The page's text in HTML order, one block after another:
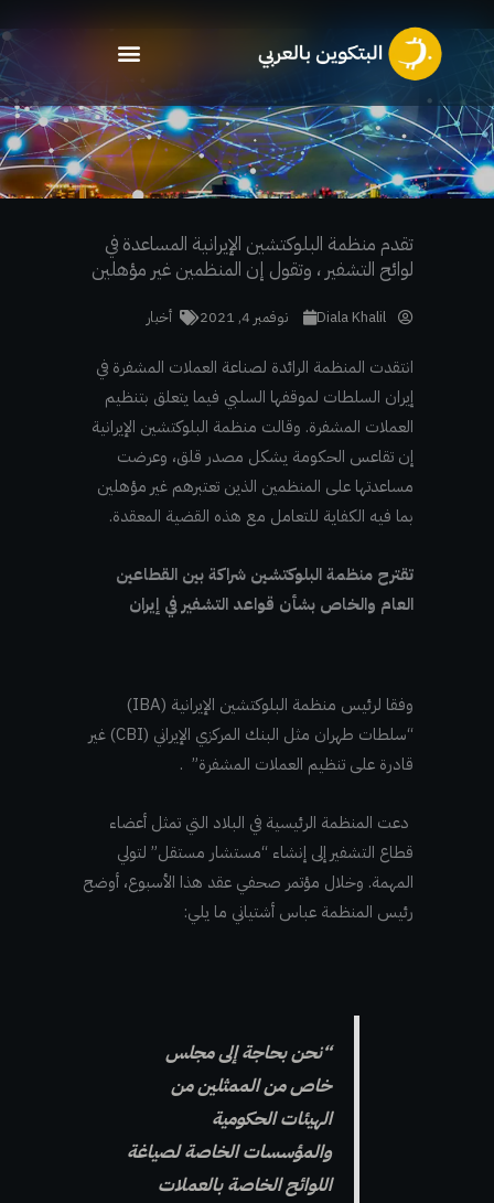
إلى
المحتوى
تقدم منظمة البلوكتشين الإيرانية المساعدة في
لوائح التشفير ، وتقول إن المنظمين غير مؤهلين
Diala Khalil نوفمبر 4, 2021 أخبار
انتقدت المنظمة الرائدة لصناعة العملات المشفرة في
إيران السلطات لموقفها السلبي فيما يتعلق بتنظيم
العملات المشفرة. وقالت منظمة البلوكتشين الإيرانية
إن تقاعس الحكومة يشكل مصدر قلق، وعرضت
مساعدتها على المنظمين الذين تعتبرهم غير مؤهلين
بما فيه الكفاية للتعامل مع هذه القضية المعقدة.
تقترح منظمة البلوكتشين شراكة بين القطاعين
العام والخاص بشأن قواعد التشفير في إيران
وفقا لرئيس منظمة البلوكتشين الإيرانية (IBA)
“سلطات طهران مثل البنك المركزي الإيراني (CBI) غير
قادرة على تنظيم العملات المشفرة” .
دعت المنظمة الرئيسية في البلاد التي تمثل أعضاء
قطاع التشفير إلى إنشاء “مستشار مستقل” لتولي
المهمة. وخلال مؤتمر صحفي عقد هذا الأسبوع، أوضح
رئيس المنظمة عباس أشتياني ما يلي:
“نحن بحاجة إلى مجلس
خاص من الممثلين من
الهيئات الحكومية
والمؤسسات الخاصة لصياغة
اللوائح الخاصة بالعملات